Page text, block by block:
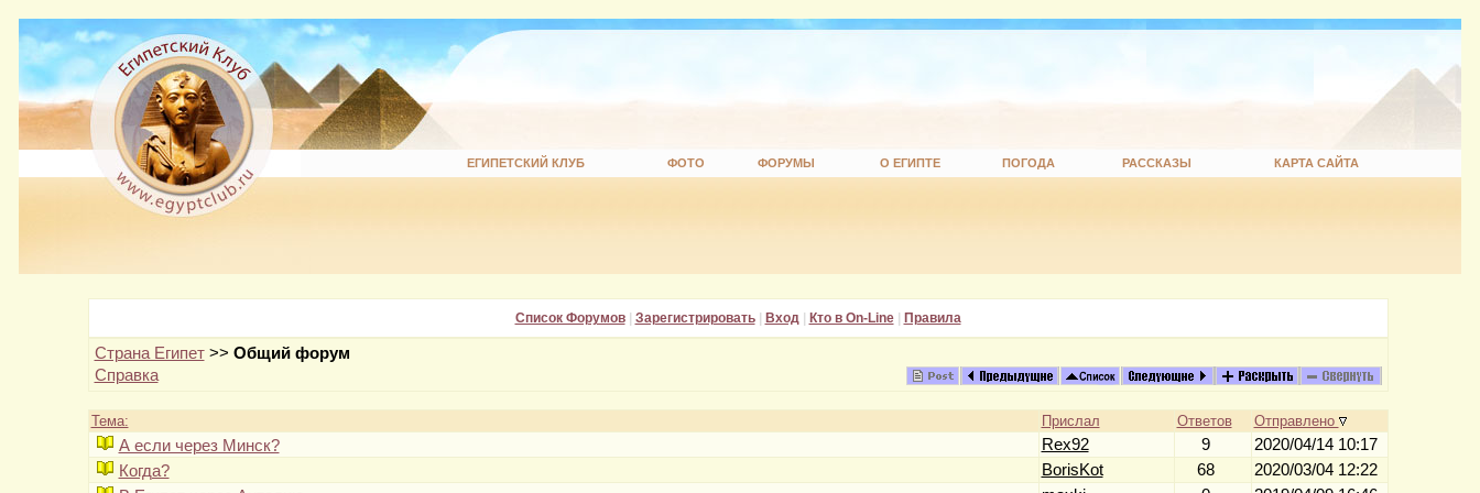
ЕГИПЕТСКИЙ КЛУБ ФОТО ФОРУМЫ О ЕГИПТЕ ПОГОДА РАССКАЗЫ КАРТА САЙТА
Список Форумов| Зарегистрировать| Вход| Кто в On-Line| Правила
Страна Египет>> Общий форум
Справка
Тема: Прислал Ответов Отправлено
А если через Минск? Rex92 9
2020/04/14 10:17
Когда?
BorisKot 68
2020/03/04 12:22